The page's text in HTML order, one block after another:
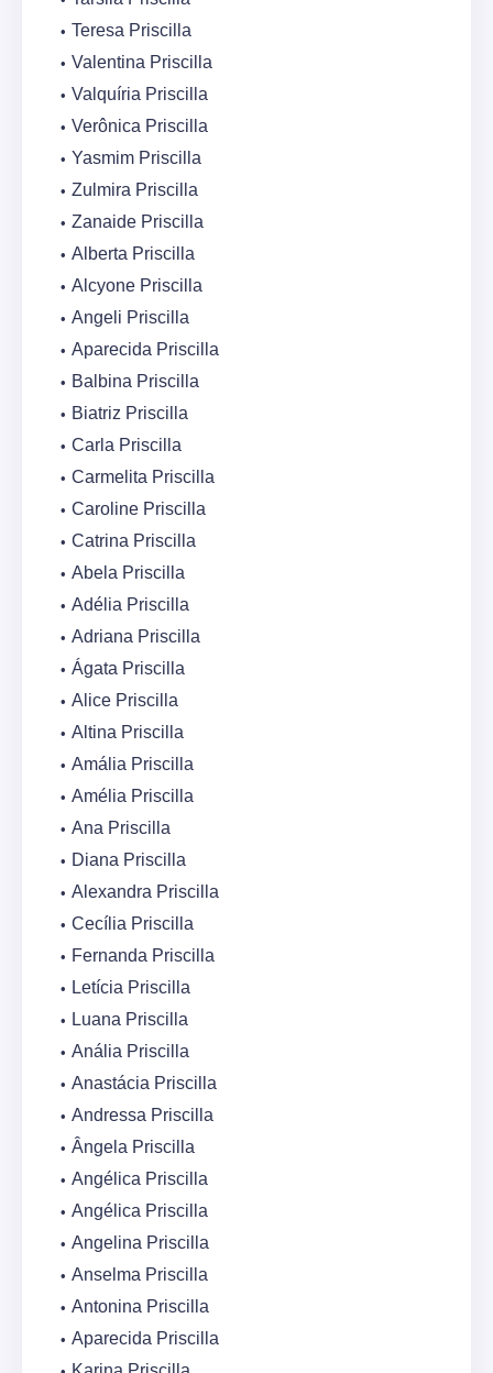
Teresa Priscilla
Valentina Priscilla
Valquíria Priscilla
Verônica Priscilla
Yasmim Priscilla
Zulmira Priscilla
Zanaide Priscilla
Alberta Priscilla
Alcyone Priscilla
Angeli Priscilla
Aparecida Priscilla
Balbina Priscilla
Biatriz Priscilla
Carla Priscilla
Carmelita Priscilla
Caroline Priscilla
Catrina Priscilla
Abela Priscilla
Adélia Priscilla
Adriana Priscilla
Ágata Priscilla
Alice Priscilla
Altina Priscilla
Amália Priscilla
Amélia Priscilla
Ana Priscilla
Diana Priscilla
Alexandra Priscilla
Cecília Priscilla
Fernanda Priscilla
Letícia Priscilla
Luana Priscilla
Anália Priscilla
Anastácia Priscilla
Andressa Priscilla
Ângela Priscilla
Angélica Priscilla
Angélica Priscilla
Angelina Priscilla
Anselma Priscilla
Antonina Priscilla
Aparecida Priscilla